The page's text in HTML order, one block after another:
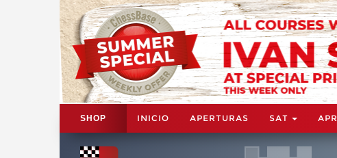
SHOP INICIO APERTURAS SAT